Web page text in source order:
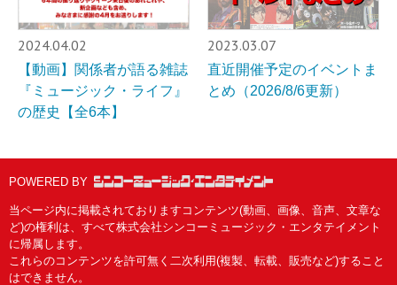
2024.04.02
【動画】関係者が語る雑誌
『ミュージック・ライフ』
の歴史【全6本】
2023.03.07
直近開催予定のイベントま
とめ（2026/8/6更新）
POWERED BY
当ページ内に掲載されておりますコンテンツ(動画、画像、音声、文章な
ど)の権利は、すべて株式会社シンコーミュージック・エンタテイメント
に帰属します。
これらのコンテンツを許可無く二次利用(複製、転載、販売など)すること
はできません。